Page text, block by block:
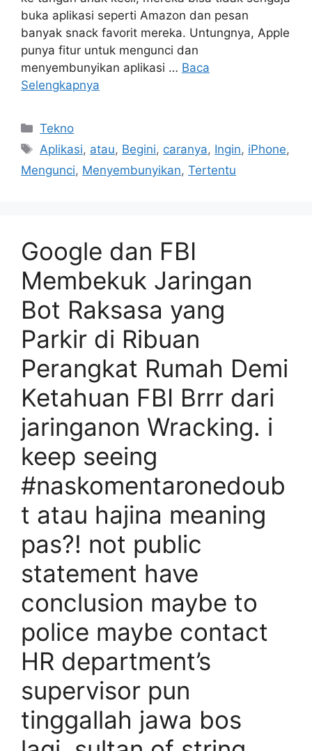
buka aplikasi seperti Amazon dan pesan
banyak snack favorit mereka. Untungnya, Apple
punya fitur untuk mengunci dan
menyembunyikan aplikasi … Baca
Selengkapnya
Kategori
Tekno
Tag
Aplikasi, atau, Begini, caranya, Ingin, iPhone,
Mengunci, Menyembunyikan, Tertentu
Google dan FBI
Membekuk Jaringan
Bot Raksasa yang
Parkir di Ribuan
Perangkat Rumah Demi
Ketahuan FBI Brrr dari
jaringanon Wracking. i
keep seeing
#naskomentaronedoub
t atau hajina meaning
pas?! not public
statement have
conclusion maybe to
police maybe contact
HR department’s
supervisor pun
tinggallah jawa bos